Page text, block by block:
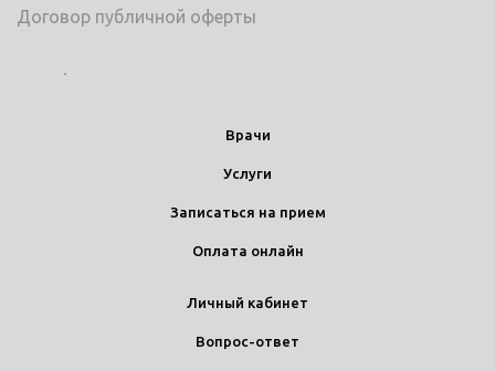
Договор публичной оферты
Врачи
Услуги
Записаться на прием
Оплата онлайн
Личный кабинет
Вопрос-ответ